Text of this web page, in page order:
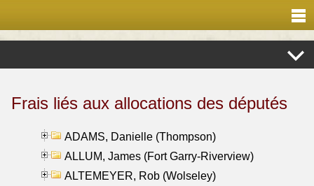
Frais liés aux allocations des députés
ADAMS, Danielle (Thompson)
ALLUM, James (Fort Garry-Riverview)
ALTEMEYER, Rob (Wolseley)